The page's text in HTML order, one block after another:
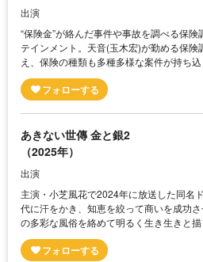
出演
“保険金”が絡んだ事件や事故を調べる保
テインメント。天音(玉木宏)が勤める保
え、保険の種類も多種多様な案件が持ち
あきない世傳 金と銀2
（2025年）
出演
主演・小芝風花で2024年に放送した同名
代に汗をかき、知恵を絞って商いを成功
の多彩な風俗を絡めて明るく生き生きと